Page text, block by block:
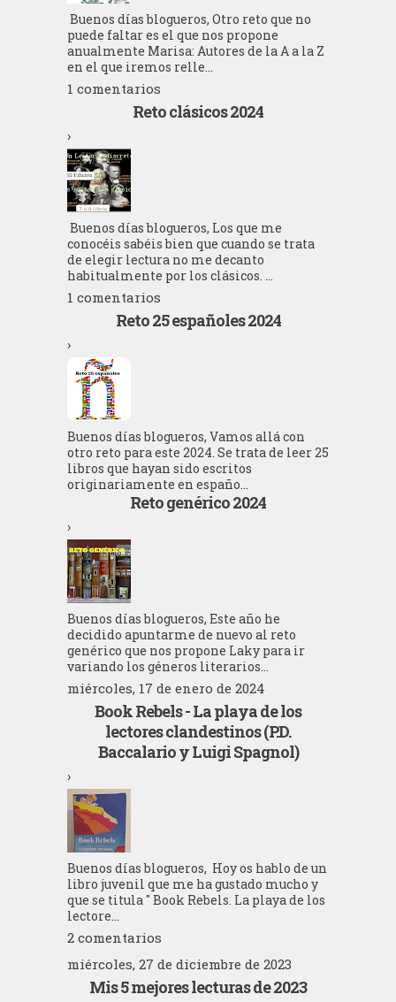
Buenos días blogueros, Otro reto que no
puede faltar es el que nos propone
anualmente Marisa: Autores de la A a la Z
en el que iremos relle...
1 comentarios
Reto clásicos 2024
›
Buenos días blogueros, Los que me
conocéis sabéis bien que cuando se trata
de elegir lectura no me decanto
habitualmente por los clásicos. ...
1 comentarios
Reto 25 españoles 2024
›
Buenos días blogueros, Vamos allá con
otro reto para este 2024. Se trata de leer 25
libros que hayan sido escritos
originariamente en españo...
Reto genérico 2024
›
Buenos días blogueros, Este año he
decidido apuntarme de nuevo al reto
genérico que nos propone Laky para ir
variando los géneros literarios...
miércoles, 17 de enero de 2024
Book Rebels - La playa de los
lectores clandestinos (P.D.
Baccalario y Luigi Spagnol)
›
Buenos días blogueros, Hoy os hablo de un
libro juvenil que me ha gustado mucho y
que se titula " Book Rebels. La playa de los
lectore...
2 comentarios
miércoles, 27 de diciembre de 2023
Mis 5 mejores lecturas de 2023